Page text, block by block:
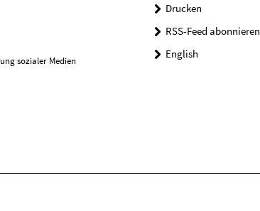
sozialer Medien
Drucken
RSS-Feed abonnieren
English